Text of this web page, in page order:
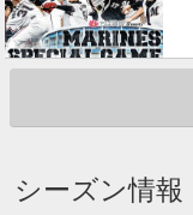
シーズン情報